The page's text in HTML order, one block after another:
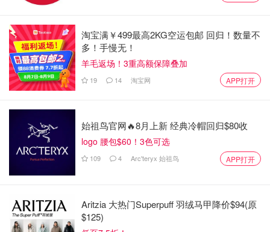
图片来自于@unsplash ，版权属于原作者
淘宝满￥499最高2KG空运包邮 回归！数量不
多！手慢无！
羊毛返场！3重高额保障叠加
19 14 淘宝网 APP打开
始祖鸟官网🔥8月上新 经典冷帽回归$80收
logo 腰包$60！3色可选
109 4 Arc'teryx 始祖鸟 APP打开
Aritzia 大热门Superpuff 羽绒马甲降价$94(原
$125)